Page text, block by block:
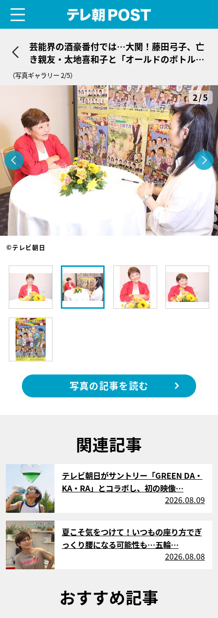
芸能界の酒豪番付では…大関！藤田弓子、亡
き親友・太地喜和子と「オールドのボトル
を…」
（写真ギャラリー 2/5）
2/5
©テレビ朝日
写真の記事を読む
関連記事
テレビ朝日がサントリー「GREEN DA・
KA・RA」とコラボし、初の映像…
2026.08.09
サムネイル
夏こそ気をつけて！いつもの座り方でぎ
っくり腰になる可能性も…五輪…
2026.08.08
おすすめ記事